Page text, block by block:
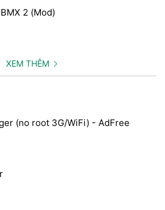
2 (Mod)
XEM THÊM
(no root 3G/WiFi) - AdFree